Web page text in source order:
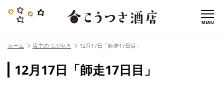
MENU
ホーム 店主のつぶやき 12月17日「師走17日目」
12月17日「師走17日目」